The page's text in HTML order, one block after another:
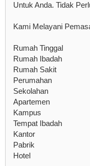
Untuk Anda. Tidak
Kami Melayani
Rumah Tinggal
Rumah Ibadah
Rumah Sakit
Perumahan
Sekolahan
Apartemen
Kampus
Tempat Ibadah
Kantor
Pabrik
Hotel